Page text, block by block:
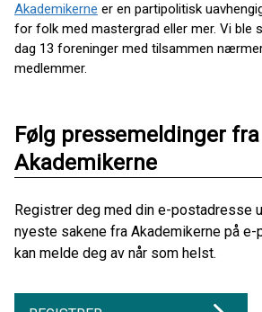
Akademikerne er en partipolitisk
for folk med mastergrad eller mer. Vi ble
dag 13 foreninger med tilsammen
medlemmer.
Følg pressemeldinger fra
Akademikerne
Registrer deg med din e-postadresse
nyeste sakene fra Akademikerne på
kan melde deg av når som helst.